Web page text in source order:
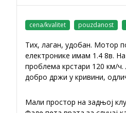
cena/kvalitet pouzdanost
Тих, лаган, удобан. Мотор
електронике имам 1.4 8в.
проблема крстари 120 км/ч.
добро држи у кривини,
Мали простор на задњој